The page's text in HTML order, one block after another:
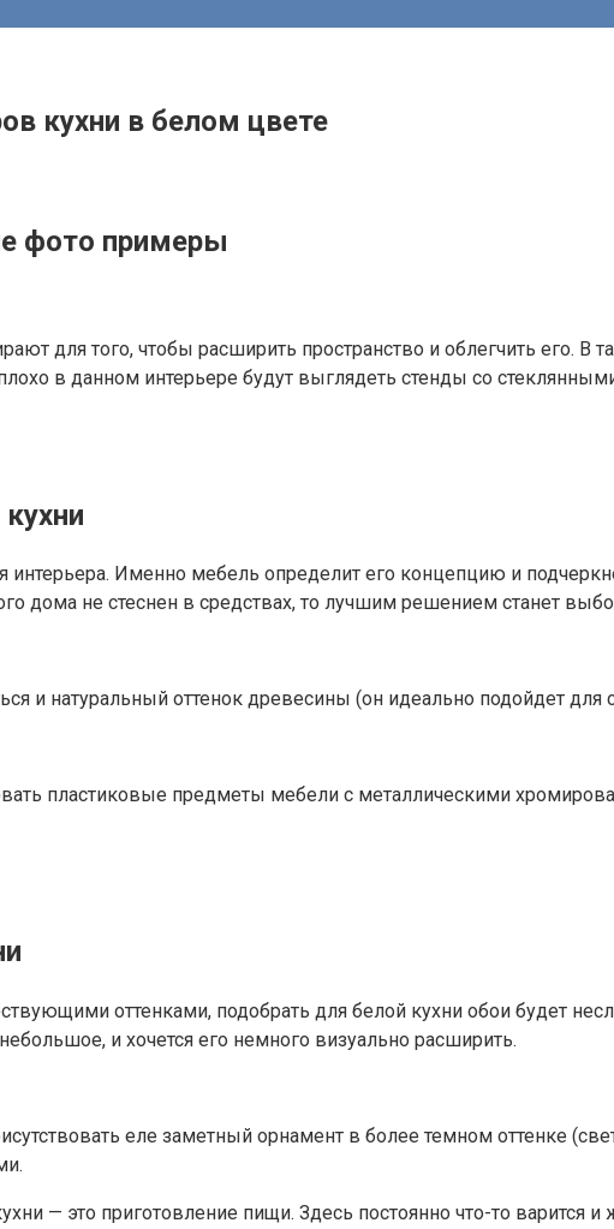
кухни в белом цвете
фото примеры
для того, чтобы расширить пространство и облегчить его. В
в данном интерьере будут выглядеть стенды со
Именно мебель определит его концепцию и
дома не стеснен в средствах, то лучшим решением станет
и натуральный оттенок древесины (он идеально подойдет для
пластиковые предметы мебели с металлическими
оттенками, подобрать для белой кухни обои будет
и хочется его немного визуально расширить.
еле заметный орнамент в более темном оттенке
— это приготовление пищи. Здесь постоянно что-то варится